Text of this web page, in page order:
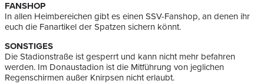
FANSHOP
In allen Heimbereichen gibt es einen SSV-Fanshop, an denen ihr
euch die Fanartikel der Spatzen sichern könnt.
SONSTIGES
Die Stadionstraße ist gesperrt und kann nicht mehr befahren
werden. Im Donaustadion ist die Mitführung von jeglichen
Regenschirmen außer Knirpsen nicht erlaubt.